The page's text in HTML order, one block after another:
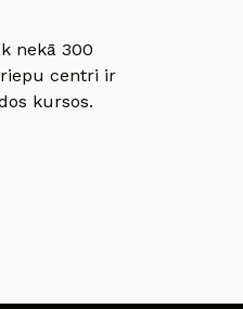
nekā 300
centri ir
kursos.